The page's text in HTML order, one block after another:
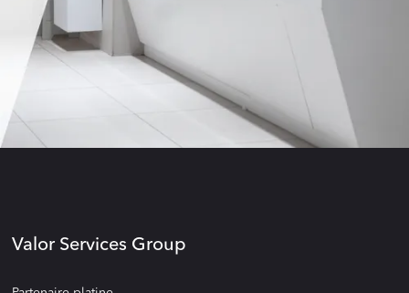
Valor Services Group